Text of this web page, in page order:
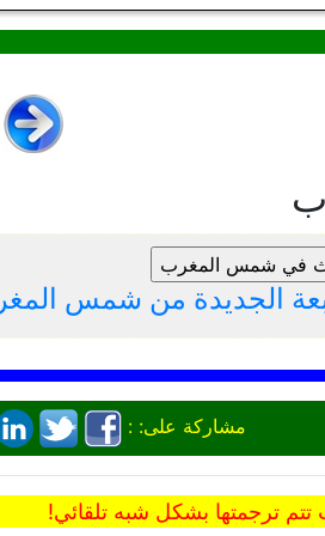
الجديدة من شمس
مشاركة على: :
ترجمتها بشكل شبه تلقائي!